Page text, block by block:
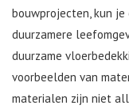
bouwprojecten, kun
duurzamere
duurzame
voorbeelden van
materialen zijn niet